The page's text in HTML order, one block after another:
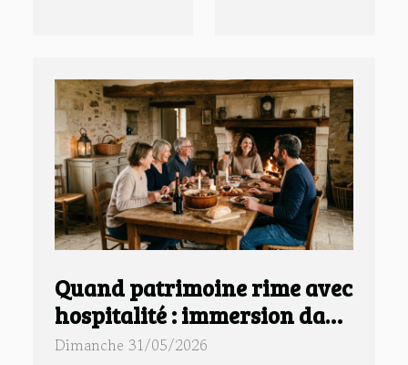
Quand patrimoine rime avec
hospitalité : immersion dans
un gîte à chinon
Dimanche 31/05/2026